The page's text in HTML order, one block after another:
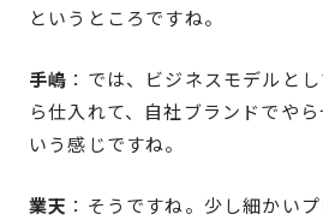
というところですね。
手嶋 ：では、ビジネスモデルと
ら仕入れて、自社ブランドでや
いう感じですね。
業天 ：そうですね。少し細かい